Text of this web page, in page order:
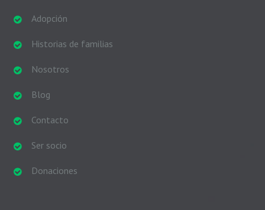
Adopción
Historias de familias
Nosotros
Blog
Contacto
Ser socio
Donaciones